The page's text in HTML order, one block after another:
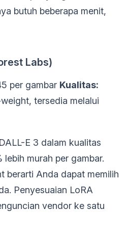
butuh beberapa menit,
Labs)
per gambar Kualitas:
tersedia melalui
E 3 dalam kualitas
murah per gambar.
berarti Anda dapat memilih
Penyesuaian LoRA
vendor ke satu